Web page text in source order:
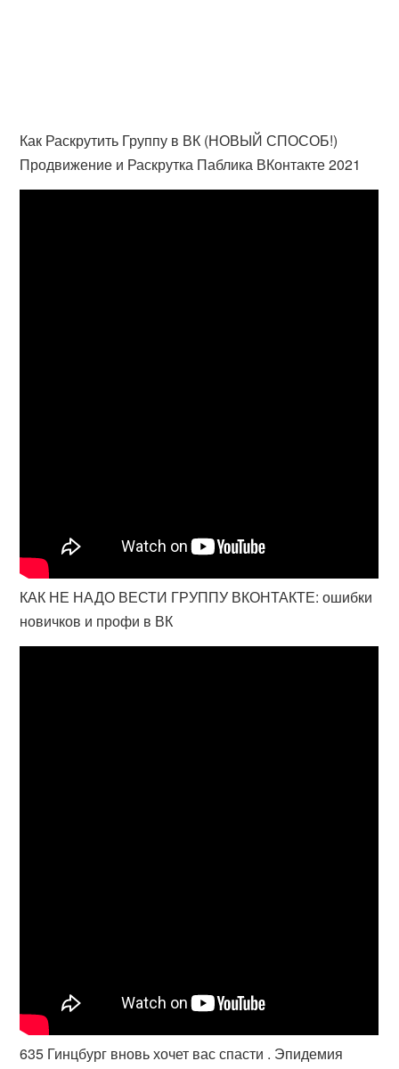
Как Раскрутить Группу в ВК (НОВЫЙ СПОСОБ!)
Продвижение и Раскрутка Паблика ВКонтакте 2021
КАК НЕ НАДО ВЕСТИ ГРУППУ ВКОНТАКТЕ: ошибки
новичков и профи в ВК
635 Гинцбург вновь хочет вас спасти . Эпидемия